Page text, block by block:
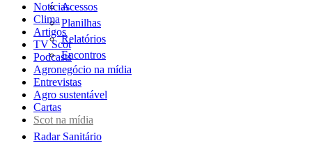
Acessos
Planilhas
Relatórios
Encontros
Notícias
Clima
Artigos
TV Scot
Podcasts
Agronegócio na mídia
Entrevistas
Agro sustentável
Cartas
Scot na mídia
Radar Sanitário